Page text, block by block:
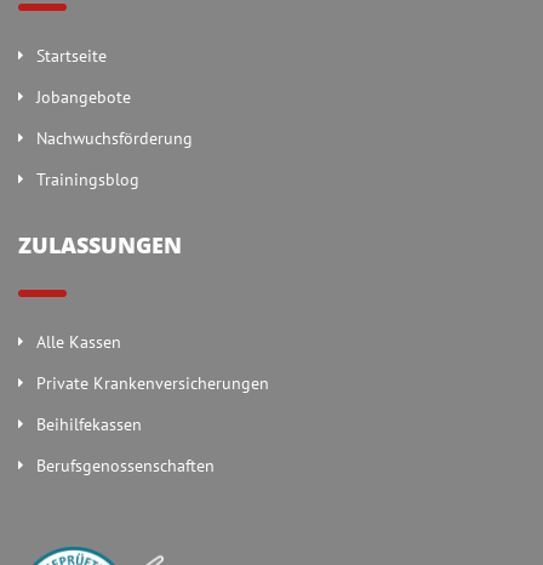
Startseite
Jobangebote
Nachwuchsförderung
Trainingsblog
ZULASSUNGEN
Alle Kassen
Private Krankenversicherungen
Beihilfekassen
Berufsgenossenschaften